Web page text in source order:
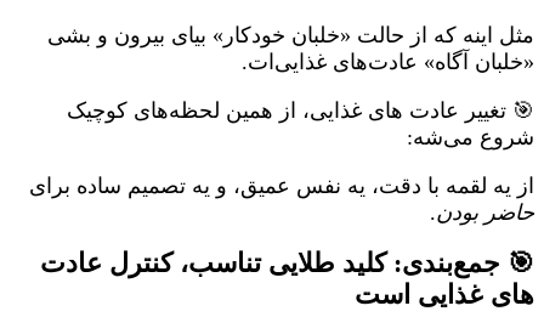
مثل اینه که از حالت «خلبان خودکار» بیای بیرون و بشی
«خلبان آگاه» عادت‌های غذایی‌ات.
🎯 تغییر عادت های غذایی، از همین لحظه‌های کوچیک
شروع می‌شه:
از یه لقمه با دقت، یه نفس عمیق، و یه تصمیم ساده برای
حاضر بودن.
🎯 جمع‌بندی: کلید طلایی تناسب، کنترل عادت‌
های غذایی است